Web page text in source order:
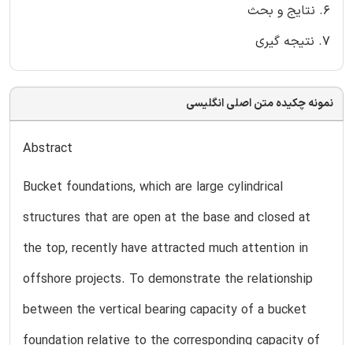
6. نتایج و بحث
7. نتیجه گیری
نمونه چکیده متن اصلی انگلیسی
Abstract
Bucket foundations, which are large cylindrical
structures that are open at the base and closed at
the top, recently have attracted much attention in
offshore projects. To demonstrate the relationship
between the vertical bearing capacity of a bucket
foundation relative to the corresponding capacity of